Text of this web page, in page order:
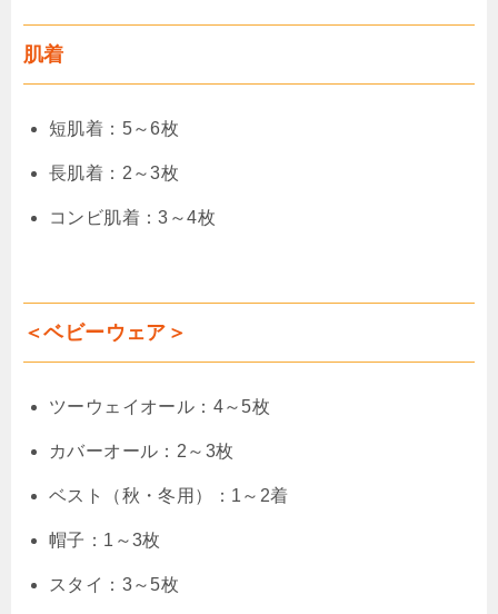
肌着
短肌着：5～6枚
長肌着：2～3枚
コンビ肌着：3～4枚
＜ベビーウェア＞
ツーウェイオール：4～5枚
カバーオール：2～3枚
ベスト（秋・冬用）：1～2着
帽子：1～3枚
スタイ：3～5枚